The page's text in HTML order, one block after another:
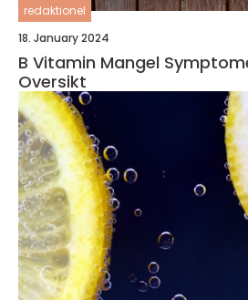
redaktionel
18. January 2024
B Vitamin Mangel
Oversikt